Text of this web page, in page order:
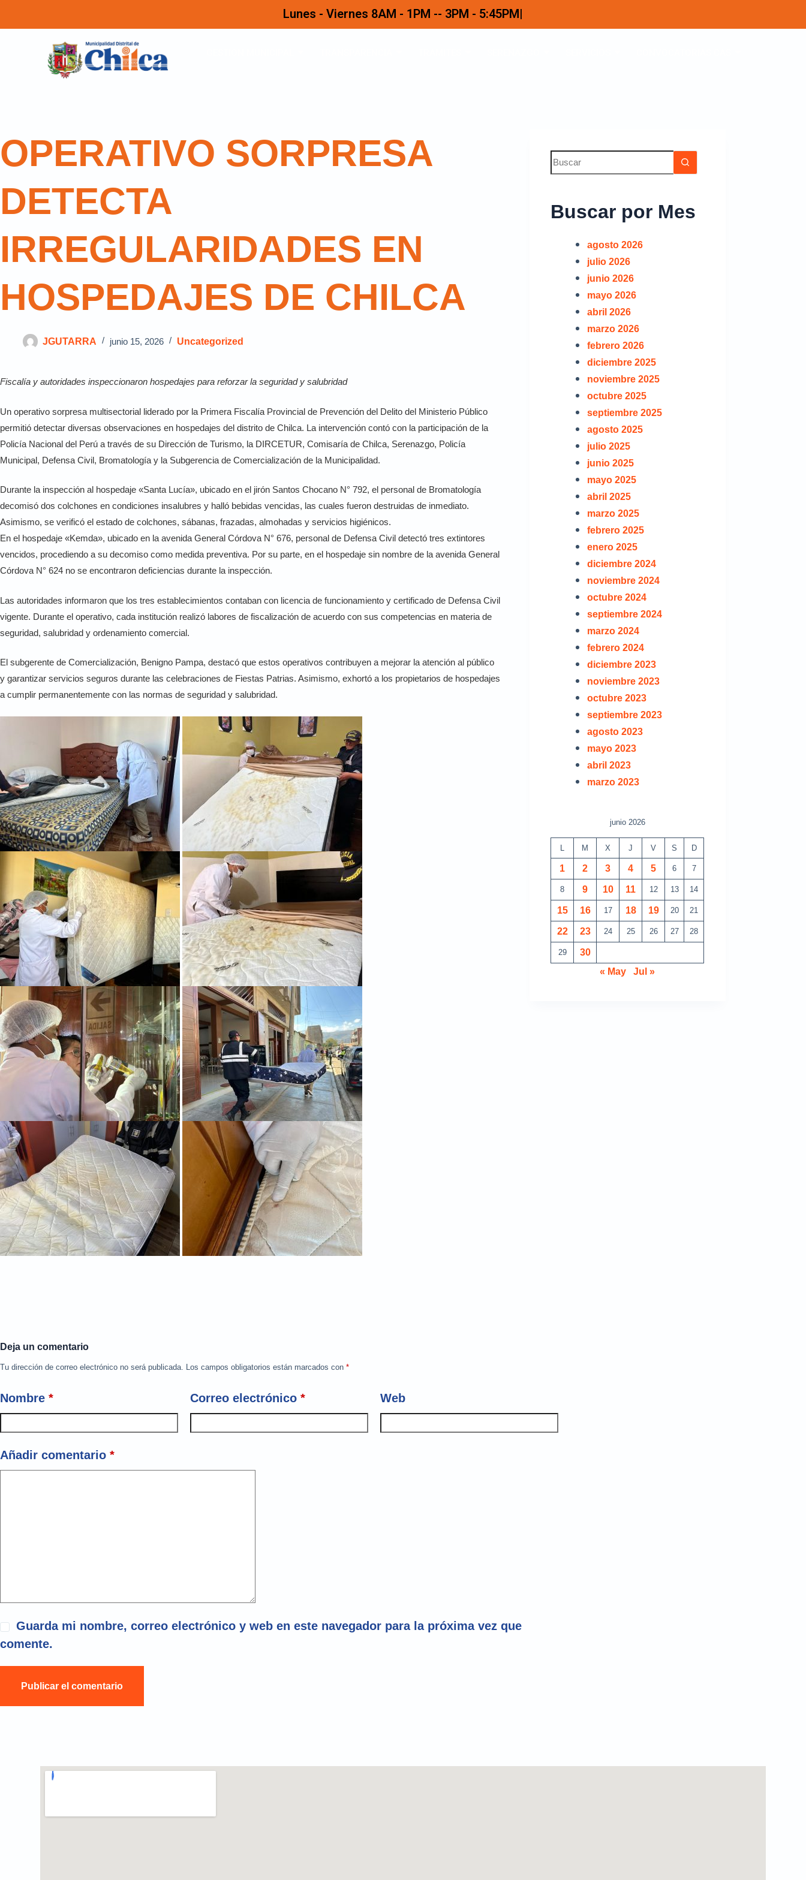
Lunes - Viernes 8AM - 1PM -- 3PM - 5:45PM
OPERATIVO SORPRESA
DETECTA
IRREGULARIDADES EN
HOSPEDAJES DE CHILCA
JGUTARRA junio 15, 2026 Uncategorized
Fiscalía y autoridades inspeccionaron hospedajes para reforzar la seguridad y salubridad
Un operativo sorpresa multisectorial liderado por la Primera Fiscalía Provincial de Prevención del Delito del Ministerio Público
permitió detectar diversas observaciones en hospedajes del distrito de Chilca. La intervención contó con la participación de la
Policía Nacional del Perú a través de su Dirección de Turismo, la DIRCETUR, Comisaría de Chilca, Serenazgo, Policía
Municipal, Defensa Civil, Bromatología y la Subgerencia de Comercialización de la Municipalidad.
Durante la inspección al hospedaje «Santa Lucía», ubicado en el jirón Santos Chocano N° 792, el personal de Bromatología
decomisó dos colchones en condiciones insalubres y halló bebidas vencidas, las cuales fueron destruidas de inmediato.
Asimismo, se verificó el estado de colchones, sábanas, frazadas, almohadas y servicios higiénicos.
En el hospedaje «Kemda», ubicado en la avenida General Córdova N° 676, personal de Defensa Civil detectó tres extintores
vencidos, procediendo a su decomiso como medida preventiva. Por su parte, en el hospedaje sin nombre de la avenida General
Córdova N° 624 no se encontraron deficiencias durante la inspección.
Las autoridades informaron que los tres establecimientos contaban con licencia de funcionamiento y certificado de Defensa Civil
vigente. Durante el operativo, cada institución realizó labores de fiscalización de acuerdo con sus competencias en materia de
seguridad, salubridad y ordenamiento comercial.
El subgerente de Comercialización, Benigno Pampa, destacó que estos operativos contribuyen a mejorar la atención al público
y garantizar servicios seguros durante las celebraciones de Fiestas Patrias. Asimismo, exhortó a los propietarios de hospedajes
a cumplir permanentemente con las normas de seguridad y salubridad.
Buscar por Mes
agosto 2026
julio 2026
junio 2026
mayo 2026
abril 2026
marzo 2026
febrero 2026
diciembre 2025
noviembre 2025
octubre 2025
septiembre 2025
agosto 2025
julio 2025
junio 2025
mayo 2025
abril 2025
marzo 2025
febrero 2025
enero 2025
diciembre 2024
noviembre 2024
octubre 2024
septiembre 2024
marzo 2024
febrero 2024
diciembre 2023
noviembre 2023
octubre 2023
septiembre 2023
agosto 2023
mayo 2023
abril 2023
marzo 2023
junio 2026
L M X J V S D
1 2 3 4 5 6 7
8 9 10 11 12 13 14
15 16 17 18 19 20 21
22 23 24 25 26 27 28
29
30
« May
Jul »
Deja un comentario
Tu dirección de correo electrónico no será publicada. Los campos obligatorios están marcados con *
Nombre * Correo electrónico * Web
Añadir comentario *
Guarda mi nombre, correo electrónico y web en este navegador para la próxima vez que
comente.
Publicar el comentario